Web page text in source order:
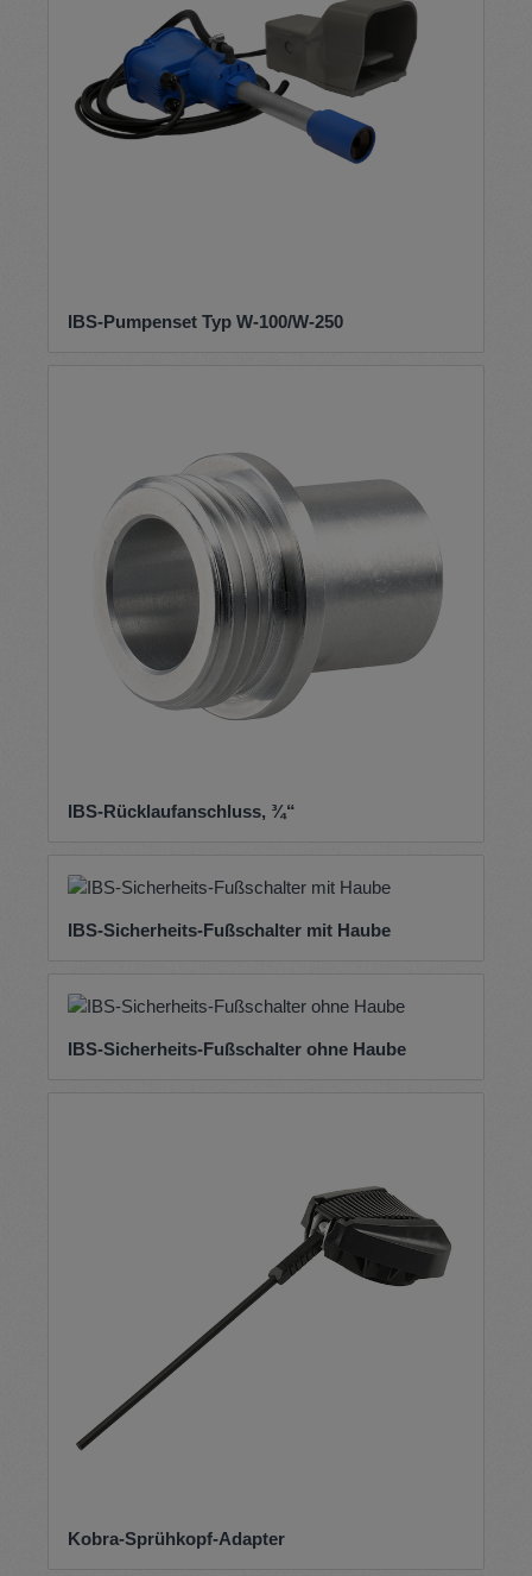
IBS-Pumpenset Typ W-100/W-250
IBS-Rücklaufanschluss, ¾“
IBS-Sicherheits-Fußschalter mit Haube
IBS-Sicherheits-Fußschalter ohne Haube
Kobra-Sprühkopf-Adapter